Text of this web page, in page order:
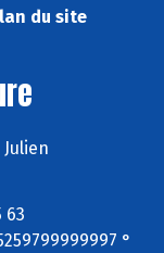
du site
63
°